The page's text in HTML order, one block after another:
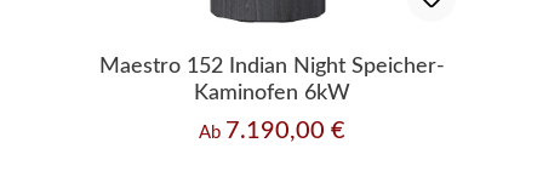
Maestro 152 Indian Night Speicher-
Kaminofen 6kW
Regulärer Preis:
Ab 7.190,00 €